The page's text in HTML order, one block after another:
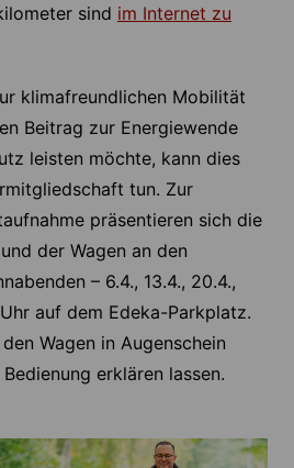
sind im Internet zu
klimafreundlichen Mobilität
Beitrag zur Energiewende
leisten möchte, kann dies
tun. Zur
präsentieren sich die
der Wagen an den
– 6.4., 13.4., 20.4.,
auf dem Edeka-Parkplatz.
Wagen in Augenschein
erklären lassen.